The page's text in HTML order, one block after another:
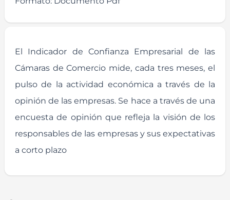
El Indicador de Confianza Empresarial de las
Cámaras de Comercio mide, cada tres meses, el
pulso de la actividad económica a través de la
opinión de las empresas. Se hace a través de una
encuesta de opinión que refleja la visión de los
responsables de las empresas y sus expectativas
a corto plazo